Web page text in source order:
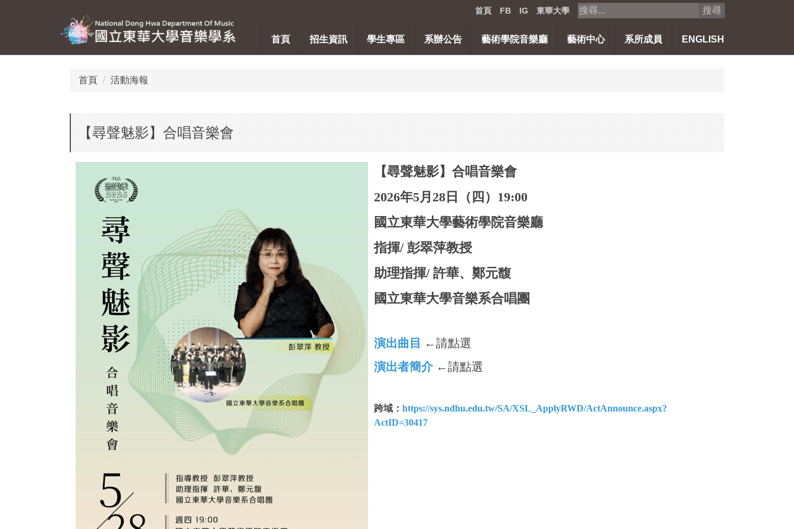
首頁 FB IG 東華大學 搜尋
首頁 招生資訊 學生專區 系辦公告 藝術學院音樂廳 藝術中心 系所成員 ENGLISH
首頁 活動海報
【尋聲魅影】合唱音樂會
【尋聲魅影】合唱音樂會
2026年5月28日（四）19:00
國立東華大學藝術學院音樂廳
指揮/ 彭翠萍教授
助理指揮/ 許華、鄭元馥
國立東華大學音樂系合唱團
演出曲目
←請點選
演出者簡介←請點選
跨域： https://sys.ndhu.edu.tw/SA/XSL_ApplyRWD/ActAnnounce.aspx?
ActID=30417